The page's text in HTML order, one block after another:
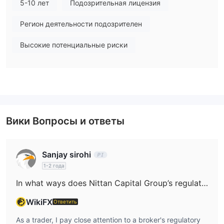
рынке) иброкерские услуги по деривативам
5-10 лет Подозрительная лицензия
Регион деятельности подозрителен
Высокие потенциальные риски
Вики Вопросы и ответы
Sanjay sirohi
1-2 года
In what ways does Nittan Capital Group’s regulatory status help safeguard my funds?
WikiFXОтветить
As a trader, I pay close attention to a broker's regulatory